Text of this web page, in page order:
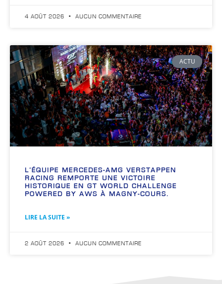
4 AOÛT 2026 AUCUN COMMENTAIRE
ACTU
L’ÉQUIPE MERCEDES-AMG VERSTAPPEN
RACING REMPORTE UNE VICTOIRE
HISTORIQUE EN GT WORLD CHALLENGE
POWERED BY AWS À MAGNY-COURS.
LIRE LA SUITE »
2 AOÛT 2026 AUCUN COMMENTAIRE